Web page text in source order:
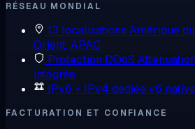
RÉSEAU MONDIAL
13 localisations Amérique
Orient, APAC
Protection DDoS
intégrée
IPv6 + IPv4 dédiéev6
FACTURATION ET CONFIANCE